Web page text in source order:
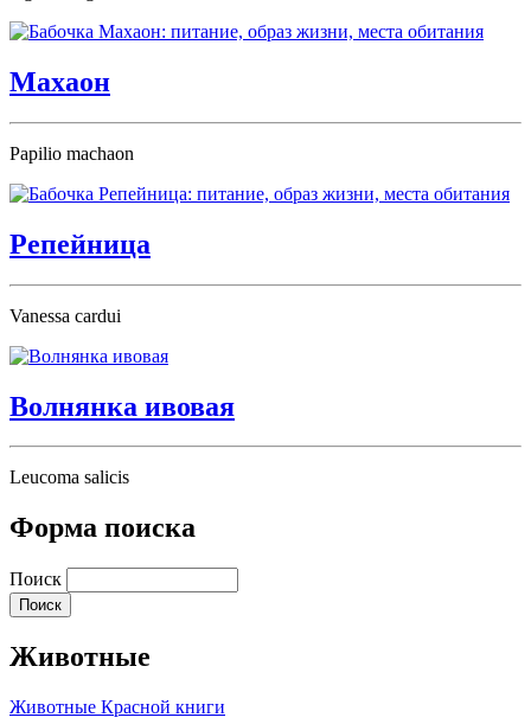
Махаон
Papilio machaon
Репейница
Vanessa cardui
Волнянка ивовая
Leucoma salicis
Форма поиска
Поиск
Животные
Животные Красной книги